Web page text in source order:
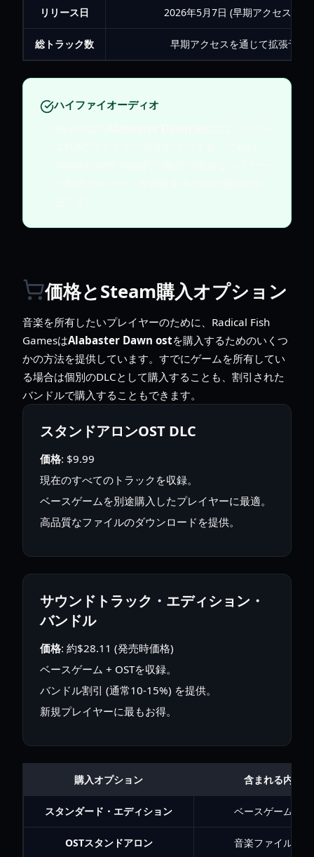
リリース日 2026年5月7日 (早期アクセス開始)
総トラック数 早期アクセスを通じて拡張予定
ハイファイオーディオ
価格とSteam購入オプション
音楽を所有したいプレイヤーのために、Radical Fish
GamesはAlabaster Dawn ostを購入するためのいくつ
かの方法を提供しています。すでにゲームを所有してい
る場合は個別のDLCとして購入することも、割引された
バンドルで購入することもできます。
スタンドアロンOST DLC
価格: $9.99
現在のすべてのトラックを収録。
ベースゲームを別途購入したプレイヤーに最適。
高品質なファイルのダウンロードを提供。
サウンドトラック・エディション・
バンドル
価格: 約$28.11 (発売時価格)
ベースゲーム + OSTを収録。
バンドル割引 (通常10-15%) を提供。
新規プレイヤーに最もお得。
購入オプション 含まれる内容
スタンダード・エディション ベースゲームのみ
OSTスタンドアロン 音楽ファイルのみ